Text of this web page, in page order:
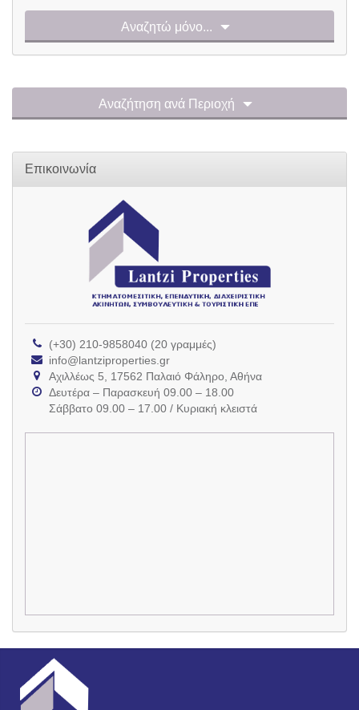
Αναζητώ μόνο...
Αναζήτηση ανά Περιοχή
Επικοινωνία
(+30) 210-9858040 (20 γραμμές)
info@lantziproperties.gr
Αχιλλέως 5, 17562 Παλαιό Φάληρο, Αθήνα
Δευτέρα – Παρασκευή 09.00 – 18.00
Σάββατο 09.00 – 17.00 / Κυριακή κλειστά